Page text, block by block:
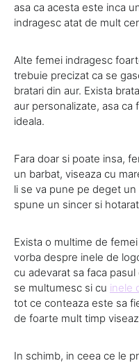
asa ca acesta este inca
indragesc atat de mult
Alte femei indragesc
trebuie precizat ca se
bratari din aur. Exista
aur personalizate, asa ca
ideala.
Fara doar si poate insa,
un barbat, viseaza cu
li se va pune pe deget
spune un sincer si
Exista o multime de
vorba despre inele de
cu adevarat sa faca
se multumesc si cu inele
tot ce conteaza este sa
de foarte mult timp
In schimb, in ceea ce le